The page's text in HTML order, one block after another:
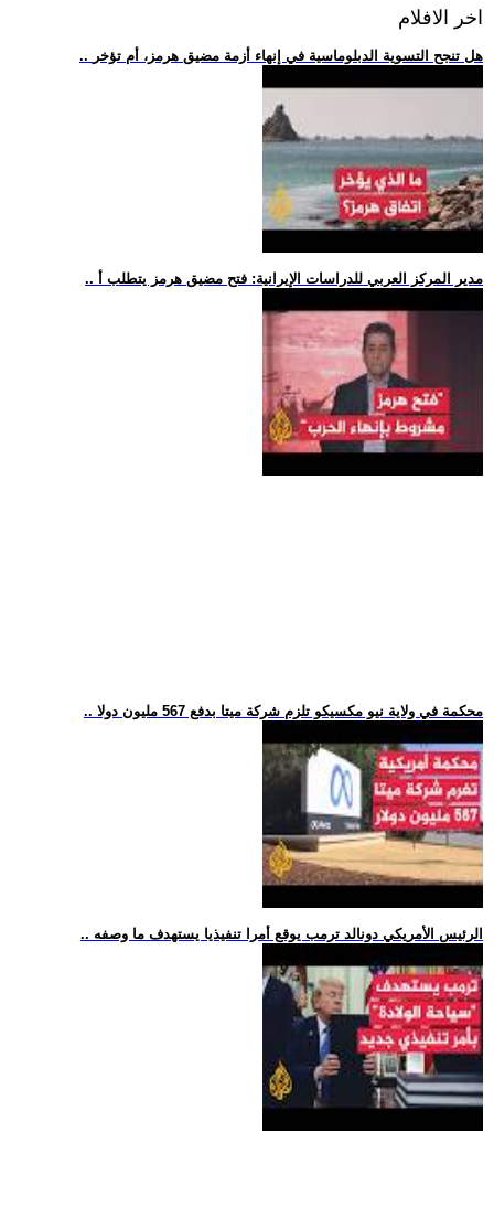
اخر الافلام
.. هل تنجح التسوية الدبلوماسية في إنهاء أزمة مضيق هرمز، أم تؤخر
.. مدير المركز العربي للدراسات الإيرانية: فتح مضيق هرمز يتطلب أ
.. محكمة في ولاية نيو مكسيكو تلزم شركة ميتا بدفع 567 مليون دولا
.. الرئيس الأمريكي دونالد ترمب يوقع أمرا تنفيذيا يستهدف ما وصفه